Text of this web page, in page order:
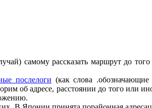
самому рассказать маршрут до
послелоги (как слова
об адресе, расстоянии до того или